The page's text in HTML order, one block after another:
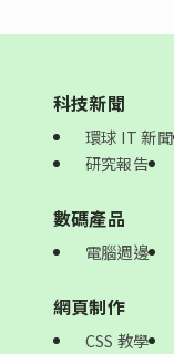
科技新聞
環球 IT 新聞
研究報告
數碼產品
電腦週邊
網頁制作
CSS 教學